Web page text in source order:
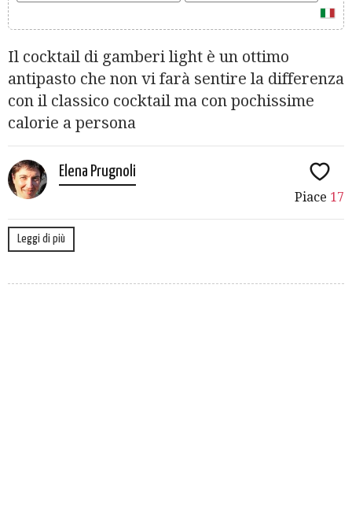
Il cocktail di gamberi light è un ottimo
antipasto che non vi farà sentire la differenza
con il classico cocktail ma con pochissime
calorie a persona
Elena Prugnoli
Piace 17
Leggi di più